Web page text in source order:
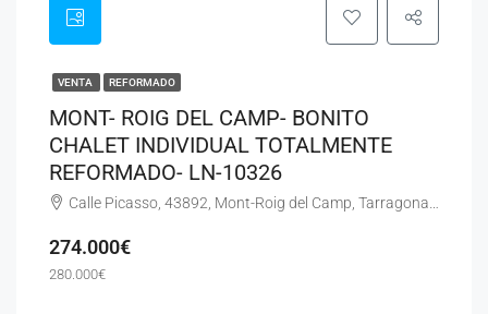
VENTA REFORMADO
MONT- ROIG DEL CAMP- BONITO
CHALET INDIVIDUAL TOTALMENTE
REFORMADO- LN-10326
Calle Picasso, 43892, Mont-Roig del Camp, Tarragona, España Platja de Mont - Roig
274.000€
280.000€